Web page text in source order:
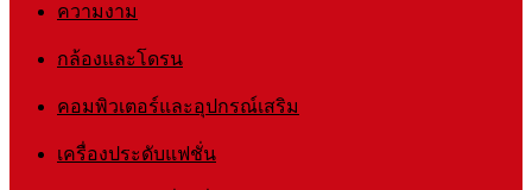
ความงาม
กล้องและโดรน
คอมพิวเตอร์และอุปกรณ์เสริม
เครื่องประดับแฟชั่น